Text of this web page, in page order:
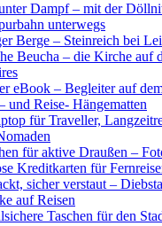
Dampf – mit der
unterwegs
Berge – Steinreich bei
Beucha – die Kirche auf
eBook – Begleiter auf
und Reise- Hängematten
für Traveller,
für aktive Draußen –
Kreditkarten für
sicher verstaut –
auf Reisen
Taschen für den